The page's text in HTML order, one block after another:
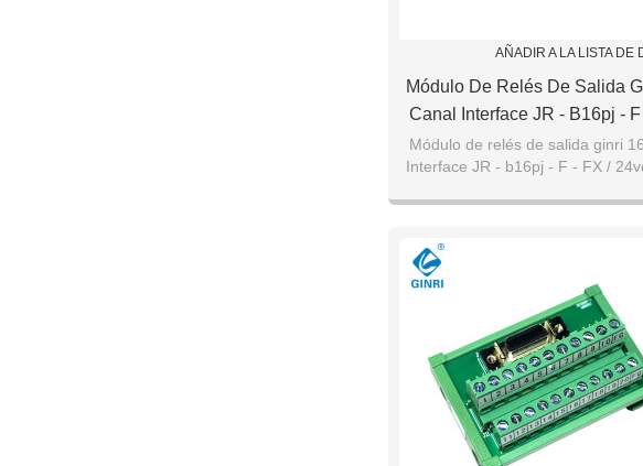
AÑADIR A LA LISTA DE
Módulo De Relés De Salida
Canal Interface JR - B16pj -
24vdc, Con Conector IDC
Módulo de relés de salida ginri
Interface JR - b16pj - F - FX /